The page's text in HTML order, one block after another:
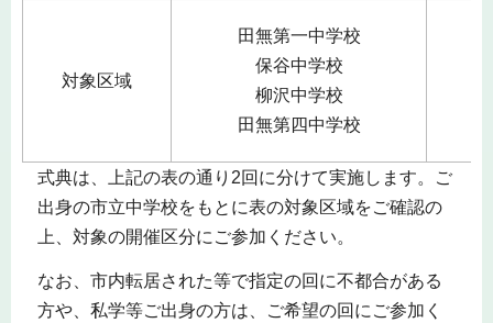
対象区域
田無第一中学校
保谷中学校
柳沢中学校
田無第四中学校
式典は、上記の表の通り2回に分けて実施します。ご
出身の市立中学校をもとに表の対象区域をご確認の
上、対象の開催区分にご参加ください。
なお、市内転居された等で指定の回に不都合がある
方や、私学等ご出身の方は、ご希望の回にご参加く